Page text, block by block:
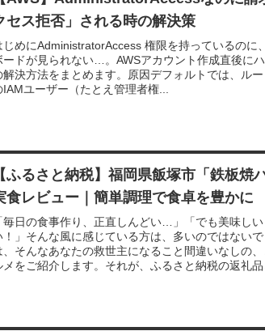
セス拒否」される時の解決策
じめにAdministratorAccess 権限を持っているのに
ードが見られない…。AWSアカウント作成直後に
解決方法をまとめます。原因デフォルトでは、ル
IAMユーザー（たとえ管理者権...
【ふるさと納税】福岡県飯塚市「鉄板焼
食レビュー｜簡単調理で食卓を豊かに
毎日の食事作り、正直しんどい…」「でも美味し
！」そんな風に感じている方は、多いのではない
、そんなあなたの救世主になること間違いなしの
メをご紹介します。それが、ふるさと納税の返礼品